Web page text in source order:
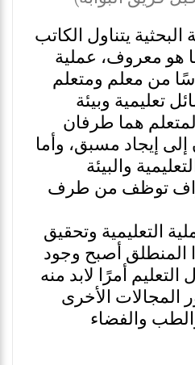
يتناول الكاتب
هو معروف، عملية
من معلم ومتعلم
تعليمية وبيئة
هما طرفان
إيجاد مسبق، وأما
والبيئة
توظف من طرف
التعليمية وتحقيق
المنطلق أصبح وجود
أمرًا لابد منه
المجالات الأخرى
والفضاء